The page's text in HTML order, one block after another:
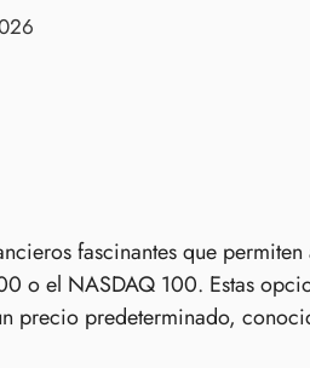
fascinantes que
o el NASDAQ 100. Estas
precio predeterminado,